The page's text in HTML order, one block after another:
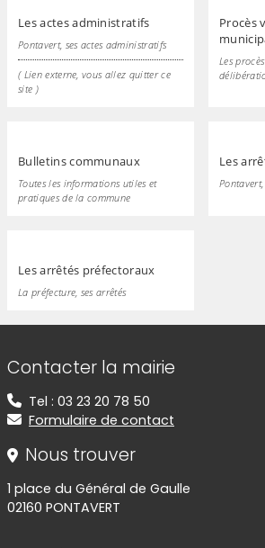
Les actes administratifs
Pontavert, ses actes administratifs
( Lien externe, vous allez quitter ce
site )
Procès
Les
Bulletins communaux
Toutes les informations utiles et
pratiques de la commune
Les
Les arrêtés préfectoraux
La préfecture, ses arrêtés
Informations de contact
Contacter la mairie
Tel : 03 23 20 78 50
Formulaire de contact
Nous trouver
1 place du Général de Gaulle
02160 PONTAVERT